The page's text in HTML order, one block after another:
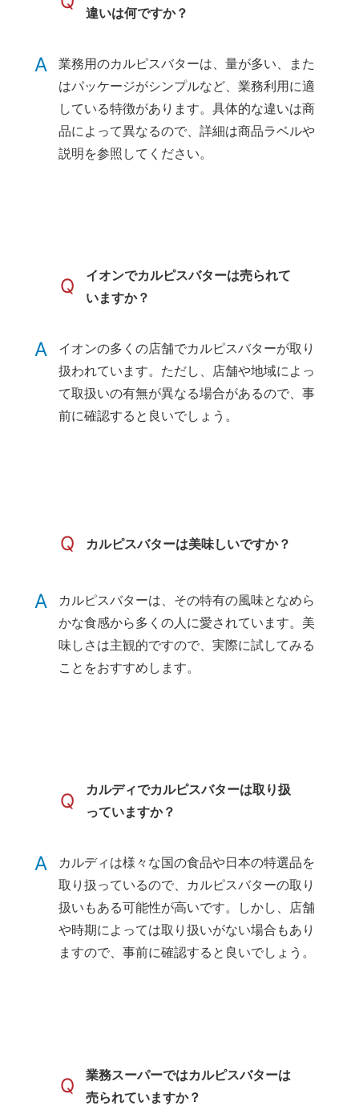
違いは何ですか？
A
業務用のカルピスバターは、量が多い、また
はパッケージがシンプルなど、業務利用に適
している特徴があります。具体的な違いは商
品によって異なるので、詳細は商品ラベルや
説明を参照してください。
Q
イオンでカルピスバターは売られて
いますか？
A
イオンの多くの店舗でカルピスバターが取り
扱われています。ただし、店舗や地域によっ
て取扱いの有無が異なる場合があるので、事
前に確認すると良いでしょう。
Q カルピスバターは美味しいですか？
A
カルピスバターは、その特有の風味となめら
かな食感から多くの人に愛されています。美
味しさは主観的ですので、実際に試してみる
ことをおすすめします。
Q
カルディでカルピスバターは取り扱
っていますか？
A
カルディは様々な国の食品や日本の特選品を
取り扱っているので、カルピスバターの取り
扱いもある可能性が高いです。しかし、店舗
や時期によっては取り扱いがない場合もあり
ますので、事前に確認すると良いでしょう。
Q
業務スーパーではカルピスバターは
売られていますか？